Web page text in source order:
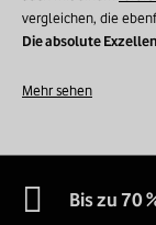
vergleichen, die
Die absolute
beste refurbished
ProRAW-Format für
Videos, dank des
Mehr sehen
Bis zu 70